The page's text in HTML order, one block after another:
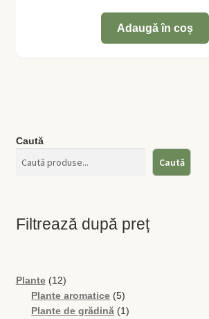
Adaugă în coș
Caută
Caută
Filtrează după preț
Plante 1212
produse
Plante aromatice 55
produse
Plante de grădină 11